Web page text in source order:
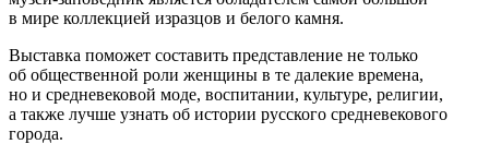
в мире коллекцией изразцов и белого камня.
Выставка поможет составить представление не только
об общественной роли женщины в те далекие времена,
но и средневековой моде, воспитании, культуре, религии,
а также лучше узнать об истории русского средневекового
города.